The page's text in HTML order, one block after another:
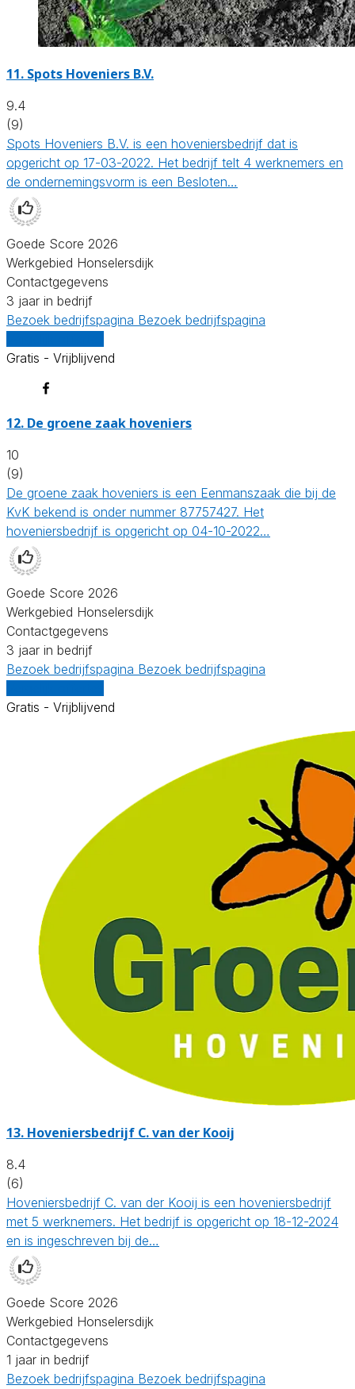
11. Spots Hoveniers B.V.
9.4
(9)
Spots Hoveniers B.V. is een hoveniersbedrijf dat is
opgericht op 17-03-2022. Het bedrijf telt 4 werknemers en
de ondernemingsvorm is een Besloten…
Goede Score 2026
Werkgebied Honselersdijk
Contactgegevens
3 jaar in bedrijf
Bezoek bedrijfspagina Bezoek bedrijfspagina
Gratis - Vrijblijvend
12. De groene zaak hoveniers
10
(9)
De groene zaak hoveniers is een Eenmanszaak die bij de
KvK bekend is onder nummer 87757427. Het
hoveniersbedrijf is opgericht op 04-10-2022…
Goede Score 2026
Werkgebied Honselersdijk
Contactgegevens
3 jaar in bedrijf
Bezoek bedrijfspagina Bezoek bedrijfspagina
Gratis - Vrijblijvend
13. Hoveniersbedrijf C. van der Kooij
8.4
(6)
Hoveniersbedrijf C. van der Kooij is een hoveniersbedrijf
met 5 werknemers. Het bedrijf is opgericht op 18-12-2024
en is ingeschreven bij de…
Goede Score 2026
Werkgebied Honselersdijk
Contactgegevens
1 jaar in bedrijf
Bezoek bedrijfspagina Bezoek bedrijfspagina